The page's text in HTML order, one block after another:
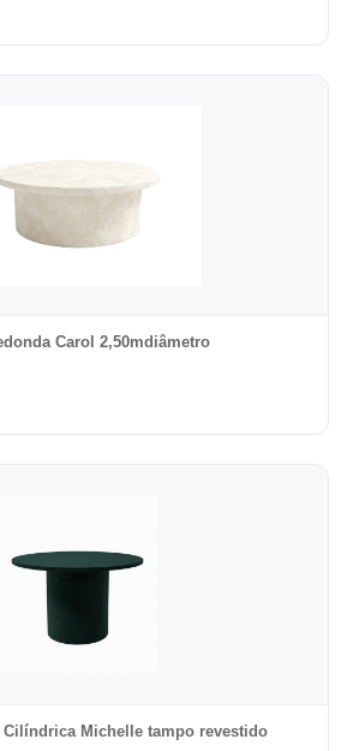
Carol 2,50mdiâmetro
Cilíndrica Michelle tampo revestido